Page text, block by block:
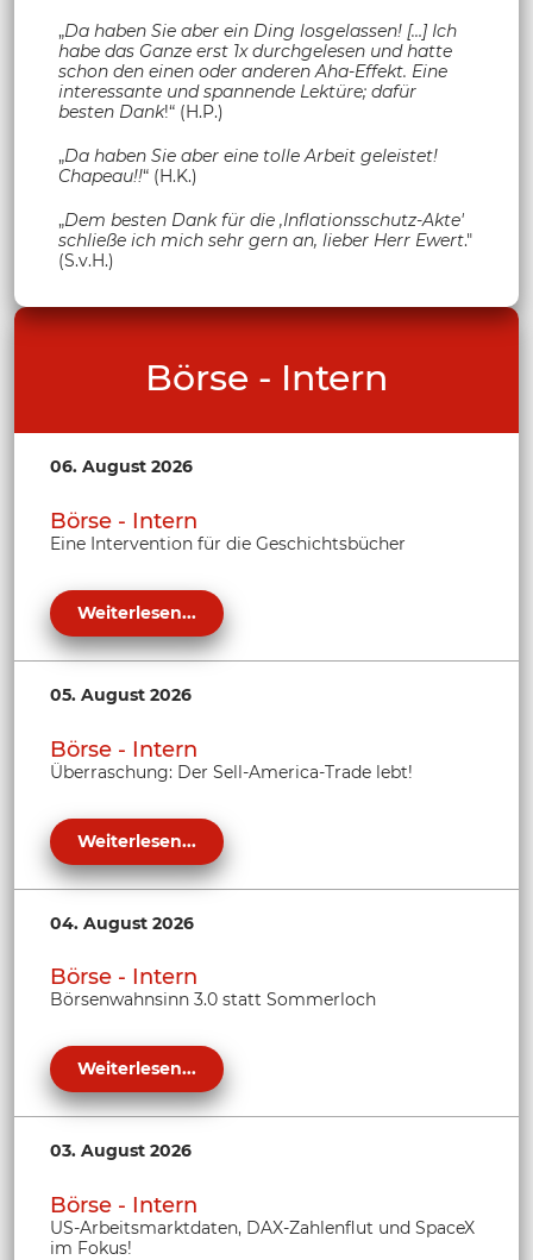
„Da haben Sie aber ein Ding losgelassen! […] Ich
habe das Ganze erst 1x durchgelesen und hatte
schon den einen oder anderen Aha-Effekt. Eine
interessante und spannende Lektüre; dafür
besten Dank!“ (H.P.)
„Da haben Sie aber eine tolle Arbeit geleistet!
Chapeau!!“ (H.K.)
„Dem besten Dank für die ‚Inflationsschutz-Akte'
schließe ich mich sehr gern an, lieber Herr Ewert."
(S.v.H.)
Börse - Intern
06. August 2026
Börse - Intern
Eine Intervention für die Geschichtsbücher
Weiterlesen...
05. August 2026
Börse - Intern
Überraschung: Der Sell-America-Trade lebt!
Weiterlesen...
04. August 2026
Börse - Intern
Börsenwahnsinn 3.0 statt Sommerloch
Weiterlesen...
03. August 2026
Börse - Intern
US-Arbeitsmarktdaten, DAX-Zahlenflut und SpaceX
im Fokus!